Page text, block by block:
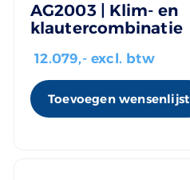
AG2003 | Klim- en
klautercombinatie
12.079,- excl. btw
Toevoegen wensenlijst